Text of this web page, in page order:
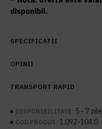
disponibil.
SPECIFICATII
OPINII
TRANSPORT RAPID
DISPONIBILITATE: 5 - 7 zile
COD PRODUS: 1.092-104.0